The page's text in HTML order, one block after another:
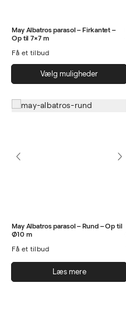
May Albatros parasol – Firkantet –
Op til 7×7 m
Få et tilbud
Vælg muligheder
May Albatros parasol – Rund – Op til
Ø10 m
Få et tilbud
Læs mere